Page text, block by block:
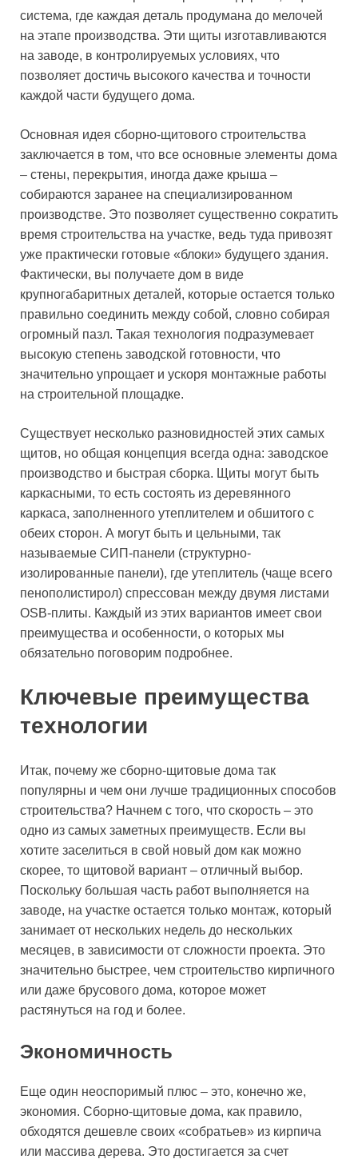
система, где каждая деталь продумана до мелочей
на этапе производства. Эти щиты изготавливаются
на заводе, в контролируемых условиях, что
позволяет достичь высокого качества и точности
каждой части будущего дома.
Основная идея сборно-щитового строительства
заключается в том, что все основные элементы дома
– стены, перекрытия, иногда даже крыша –
собираются заранее на специализированном
производстве. Это позволяет существенно сократить
время строительства на участке, ведь туда привозят
уже практически готовые «блоки» будущего здания.
Фактически, вы получаете дом в виде
крупногабаритных деталей, которые остается только
правильно соединить между собой, словно собирая
огромный пазл. Такая технология подразумевает
высокую степень заводской готовности, что
значительно упрощает и ускоря монтажные работы
на строительной площадке.
Существует несколько разновидностей этих самых
щитов, но общая концепция всегда одна: заводское
производство и быстрая сборка. Щиты могут быть
каркасными, то есть состоять из деревянного
каркаса, заполненного утеплителем и обшитого с
обеих сторон. А могут быть и цельными, так
называемые СИП-панели (структурно-
изолированные панели), где утеплитель (чаще всего
пенополистирол) спрессован между двумя листами
OSB-плиты. Каждый из этих вариантов имеет свои
преимущества и особенности, о которых мы
обязательно поговорим подробнее.
Ключевые преимущества
технологии
Итак, почему же сборно-щитовые дома так
популярны и чем они лучше традиционных способов
строительства? Начнем с того, что скорость – это
одно из самых заметных преимуществ. Если вы
хотите заселиться в свой новый дом как можно
скорее, то щитовой вариант – отличный выбор.
Поскольку большая часть работ выполняется на
заводе, на участке остается только монтаж, который
занимает от нескольких недель до нескольких
месяцев, в зависимости от сложности проекта. Это
значительно быстрее, чем строительство кирпичного
или даже брусового дома, которое может
растянуться на год и более.
Экономичность
Еще один неоспоримый плюс – это, конечно же,
экономия. Сборно-щитовые дома, как правило,
обходятся дешевле своих «собратьев» из кирпича
или массива дерева. Это достигается за счет